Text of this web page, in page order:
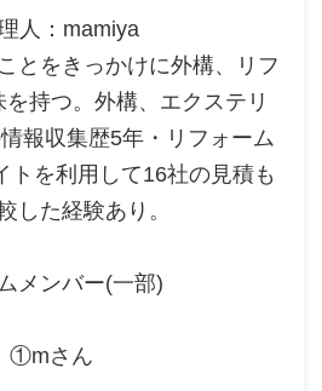
人：mamiya
とをきっかけに外構、リフ
持つ。外構、エクステリ
報収集歴5年・リフォーム
トを利用して16社の見積も
した経験あり。
メンバー(一部)
①mさん